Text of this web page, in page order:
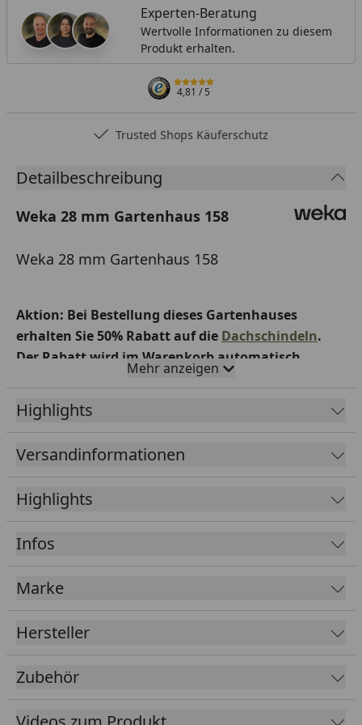
Experten-Beratung
Wertvolle Informationen zu diesem
Produkt erhalten.
4,81/ 5
Trusted Shops Käuferschutz
Detailbeschreibung
Weka 28 mm Gartenhaus 158
Weka 28 mm Gartenhaus 158
Aktion: Bei Bestellung dieses Gartenhauses
erhalten Sie 50% Rabatt auf die Dachschindeln.
Der Rabatt wird im Warenkorb automatisch
Freizeithaus in Blockbohlenbauweise mit
großzügigen Oberlichtern
Wand: 28 mm starke Blockbohlen mit Nut und
Feder; klassisches Stecksystem
Größe 1: 300 cm x 300 cm, Größe 2: 380 cm x 300
cm
281 cm Gesamthöhe
Hochwertige Panorama-Doppeltür B 165 cm x H
Zylinderschloß mit 3 Schlüsseln
Sämtliche Holzteile aus nordischem Fichtenholz
Ausführungen: naturbelassen
Mehr anzeigen
Highlights
Versandinformationen
Highlights
Infos
Marke
Hersteller
Zubehör